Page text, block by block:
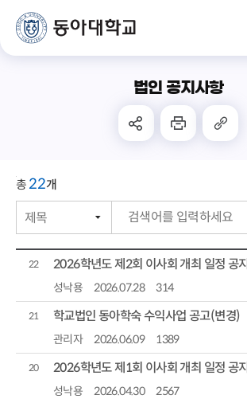
법인 공지사항
총 22개
번호
제목
작성자
작성일자
조회수
22 2026학년도 제2회 이사회 개최 일정 공지
성낙용 2026.07.28 314
21 학교법인 동아학숙 수익사업 공고(변경)
관리자 2026.06.09 1389
20 2026학년도 제1회 이사회 개최 일정 공지
성낙용 2026.04.30 2567